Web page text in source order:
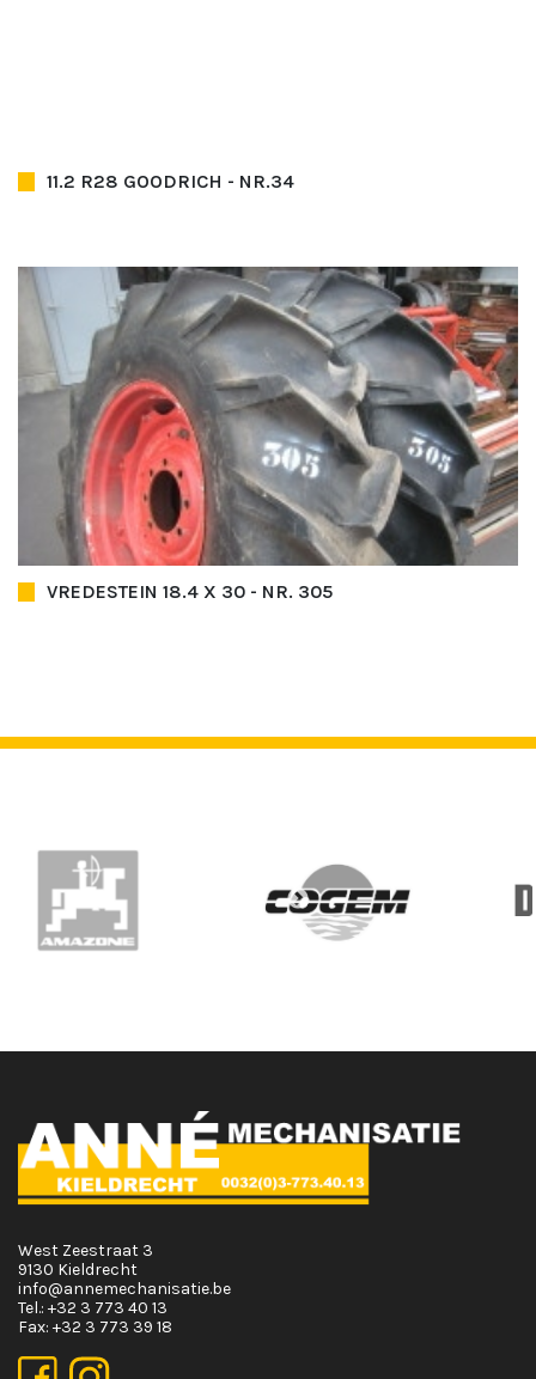
11.2 R28 GOODRICH - NR.34
VREDESTEIN 18.4 X 30 - NR. 305
West Zeestraat 3
9130 Kieldrecht
info@annemechanisatie.be
Tel.: +32 3 773 40 13
Fax: +32 3 773 39 18